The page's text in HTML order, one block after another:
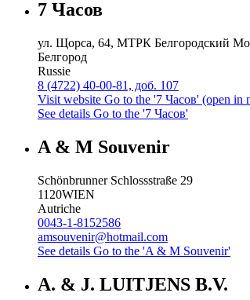
7 Часов
ул. Щорса, 64, МТРК Белгородский
Белгород
Russie
8 (4722) 40-00-81, доб. 107
Visit website Go to the '7 Часов' (open in
See details Go to the '7 Часов'
A & M Souvenir
Schönbrunner Schlossstraße 29
1120WIEN
Autriche
0043-1-8152586
amsouvenir@hotmail.com
See details Go to the 'A & M Souvenir'
A. & J. LUITJENS B.V.